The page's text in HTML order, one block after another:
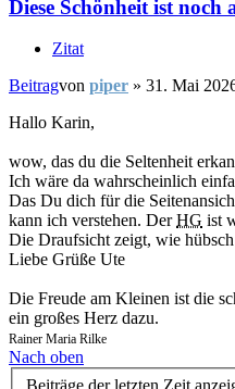
Diese Schönheit ist noch
Zitat
Beitragvon piper » 31. Mai
Hallo Karin,
wow, das du die Seltenheit
Ich wäre da wahrscheinlich
Das Du dich für die
kann ich verstehen. DerHG ist
Die Draufsicht zeigt, wie
Liebe Grüße Ute
Die Freude am Kleinen ist die
ein großes Herz dazu.
Rainer Maria Rilke
Nach oben
Beiträge der letzten Zeit